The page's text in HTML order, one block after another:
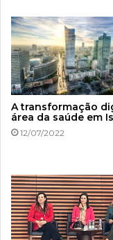
A transformação
área da saúde em
12/07/2022